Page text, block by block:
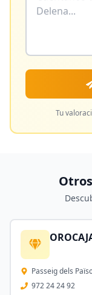
Tu
Passeig dels
972 24 24 92